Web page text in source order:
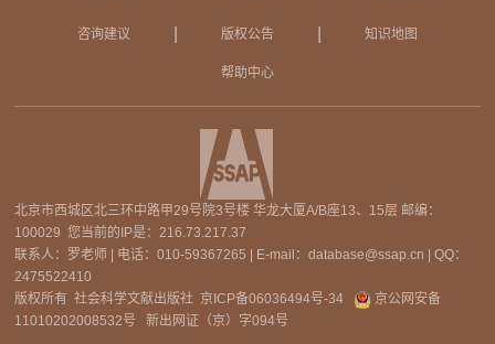
咨询建议 版权公告 知识地图
帮助中心
北京市西城区北三环中路甲29号院3号楼 华龙大厦A/B座13、15层 邮编：
100029 您当前的IP是：216.73.217.37
联系人：罗老师 | 电话：010-59367265 | E-mail：database@ssap.cn | QQ：
2475522410
版权所有 社会科学文献出版社 京ICP备06036494号-34
京公网安备
11010202008532号
新出网证（京）字094号